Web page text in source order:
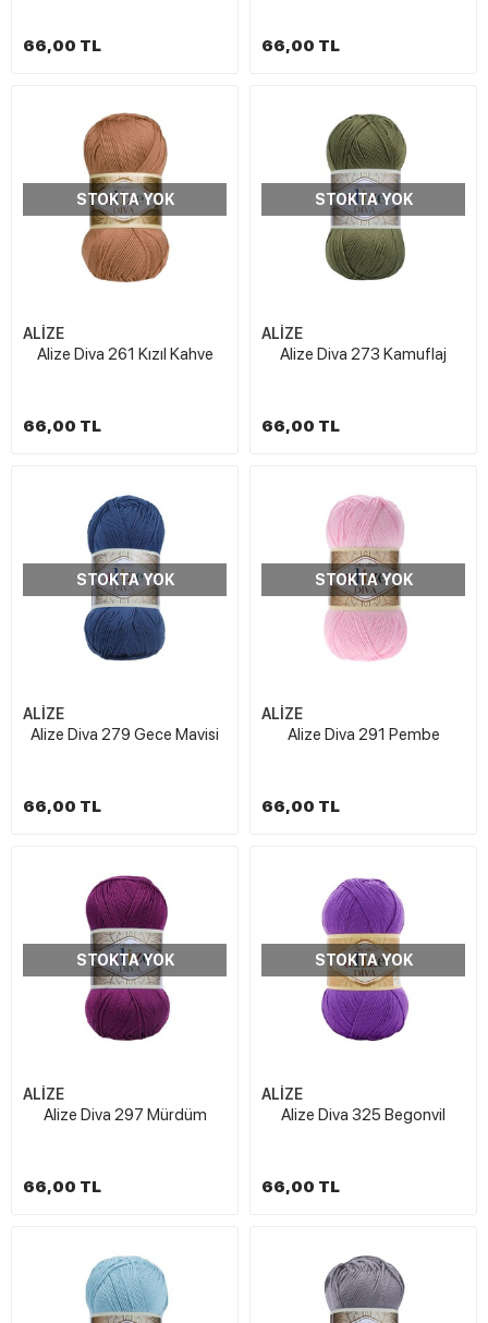
66,00 TL 66,00 TL
STOKTA YOK
ALİZE
Alize Diva 261 Kızıl Kahve
66,00 TL
STOKTA YOK
ALİZE
Alize Diva 273 Kamuflaj
66,00 TL
STOKTA YOK
ALİZE
Alize Diva 279 Gece Mavisi
66,00 TL
STOKTA YOK
ALİZE
Alize Diva 291 Pembe
66,00 TL
STOKTA YOK
ALİZE
Alize Diva 297 Mürdüm
66,00 TL
STOKTA YOK
ALİZE
Alize Diva 325 Begonvil
66,00 TL